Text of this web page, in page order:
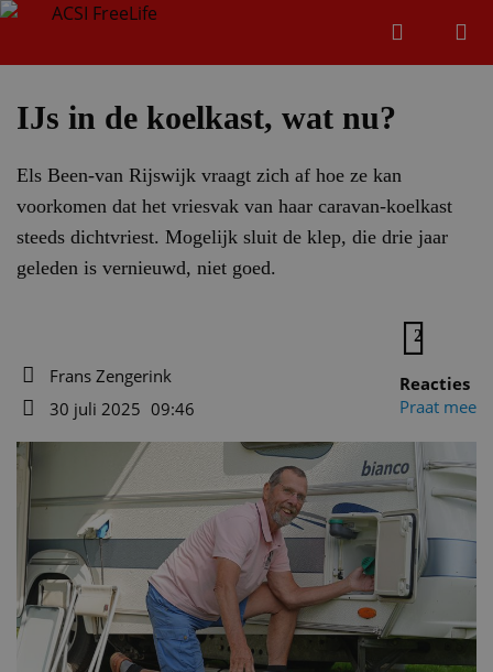
Zoeken
IJs in de koelkast, wat nu?
Els Been-van Rijswijk vraagt zich af hoe ze kan
voorkomen dat het vriesvak van haar caravan-koelkast
steeds dichtvriest. Mogelijk sluit de klep, die drie jaar
geleden is vernieuwd, niet goed.
Auteur
Frans Zengerink
30 juli 2025 09:46
2
Reacties
Praat mee